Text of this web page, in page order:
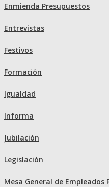
Enmienda Presupuestos
Entrevistas
Festivos
Formación
Igualdad
Informa
Jubilación
Legislación
Mesa General de Empleados